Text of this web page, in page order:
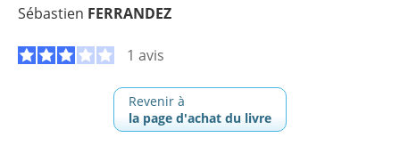
Sébastien FERRANDEZ
1 avis
Revenir à
la page d'achat du livre